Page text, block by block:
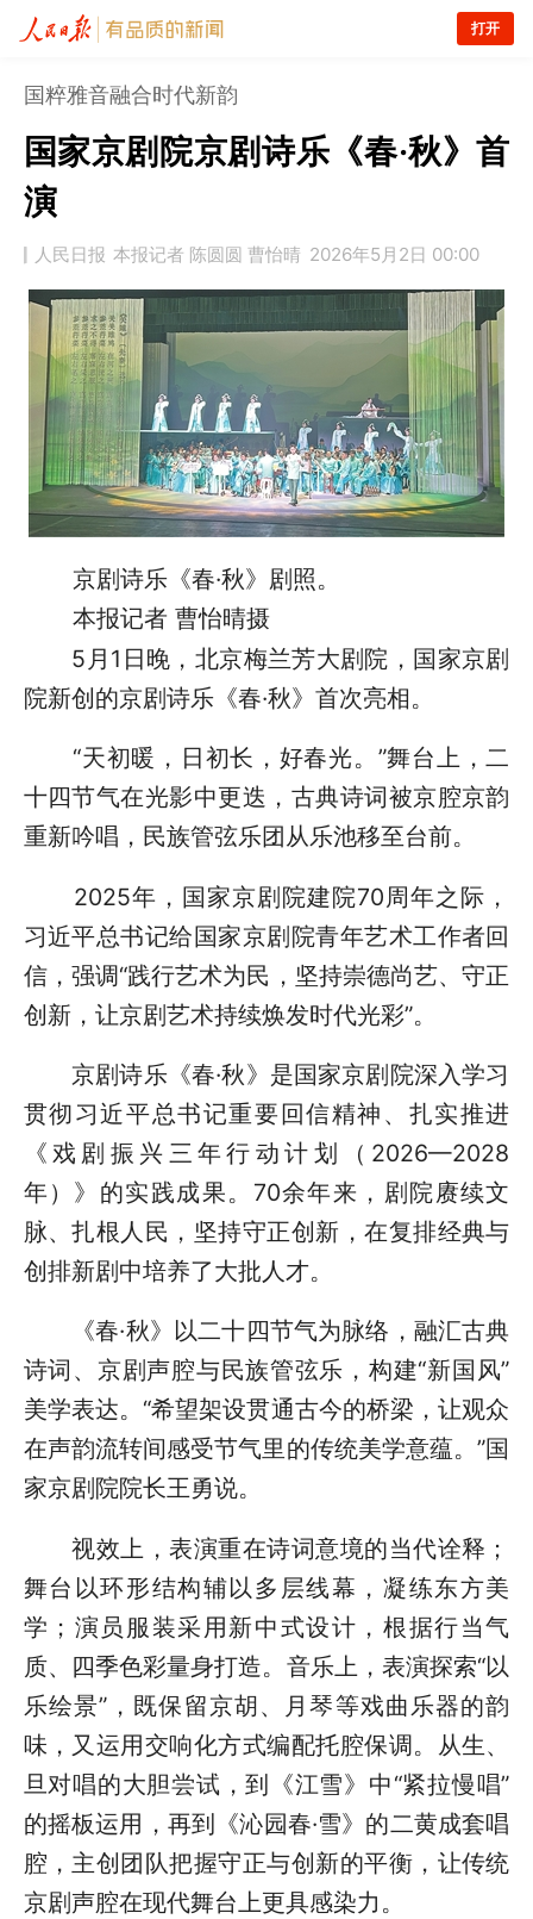
打开
国粹雅音融合时代新韵
国家京剧院京剧诗乐《春·秋》首
演
人民日报 本报记者 陈圆圆 曹怡晴 2026年5月2日 00:00
京剧诗乐《春·秋》剧照。
本报记者 曹怡晴摄
5月1日晚，北京梅兰芳大剧院，国家京剧
院新创的京剧诗乐《春·秋》首次亮相。
“天初暖，日初长，好春光。”舞台上，二
十四节气在光影中更迭，古典诗词被京腔京韵
重新吟唱，民族管弦乐团从乐池移至台前。
2025年，国家京剧院建院70周年之际，
习近平总书记给国家京剧院青年艺术工作者回
信，强调“践行艺术为民，坚持崇德尚艺、守正
创新，让京剧艺术持续焕发时代光彩”。
京剧诗乐《春·秋》是国家京剧院深入学习
贯彻习近平总书记重要回信精神、扎实推进
《戏剧振兴三年行动计划（2026—2028
年）》的实践成果。70余年来，剧院赓续文
脉、扎根人民，坚持守正创新，在复排经典与
创排新剧中培养了大批人才。
《春·秋》以二十四节气为脉络，融汇古典
诗词、京剧声腔与民族管弦乐，构建“新国风”
美学表达。“希望架设贯通古今的桥梁，让观众
在声韵流转间感受节气里的传统美学意蕴。”国
家京剧院院长王勇说。
视效上，表演重在诗词意境的当代诠释；
舞台以环形结构辅以多层线幕，凝练东方美
学；演员服装采用新中式设计，根据行当气
质、四季色彩量身打造。音乐上，表演探索“以
乐绘景”，既保留京胡、月琴等戏曲乐器的韵
味，又运用交响化方式编配托腔保调。从生、
旦对唱的大胆尝试，到《江雪》中“紧拉慢唱”
的摇板运用，再到《沁园春·雪》的二黄成套唱
腔，主创团队把握守正与创新的平衡，让传统
京剧声腔在现代舞台上更具感染力。